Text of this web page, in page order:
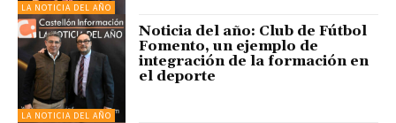
LA NOTICIA DEL AÑO
LA NOTICIA DEL AÑO
Noticia del año: Club de Fútbol
Fomento, un ejemplo de
integración de la formación en
el deporte